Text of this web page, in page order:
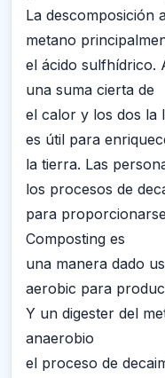
La descomposición
metano
el ácido sulfhídrico.
una suma cierta de
el calor y los dos la
es útil para
la tierra. Las
los procesos de
para
Composting es
una manera dado
aerobic para
Y un digester del
anaerobio
el proceso de